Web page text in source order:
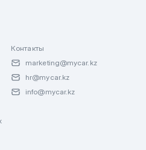
Контакты
marketing@mycar.kz
hr@mycar.kz
info@mycar.kz